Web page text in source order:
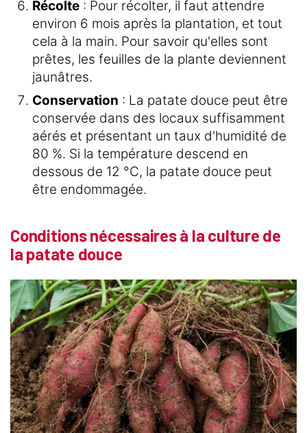
Récolte : Pour récolter, il faut attendre
environ 6 mois après la plantation, et tout
cela à la main. Pour savoir qu'elles sont
prêtes, les feuilles de la plante deviennent
jaunâtres.
Conservation : La patate douce peut être
conservée dans des locaux suffisamment
aérés et présentant un taux d'humidité de
80 %. Si la température descend en
dessous de 12 °C, la patate douce peut
être endommagée.
Conditions nécessaires à la culture de
la patate douce